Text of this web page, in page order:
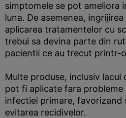
simptomele se pot ameliora
luna. De asemenea,
aplicarea tratamentelor cu
trebui sa devina parte din
pacientii ce au trecut printr-
Multe produse, inclusiv lacul
pot fi aplicate fara probleme
infectiei primare, favorizand
evitarea recidivelor.